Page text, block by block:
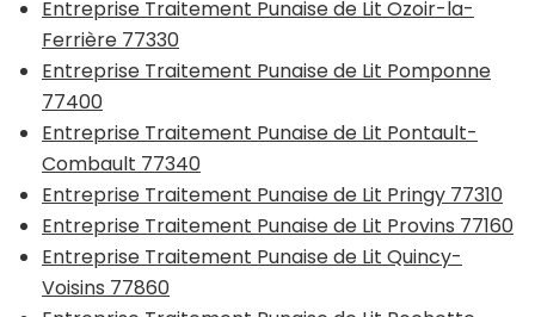
Entreprise Traitement Punaise de Lit Ozoir-la-
Ferrière 77330
Entreprise Traitement Punaise de Lit Pomponne
77400
Entreprise Traitement Punaise de Lit Pontault-
Combault 77340
Entreprise Traitement Punaise de Lit Pringy 77310
Entreprise Traitement Punaise de Lit Provins 77160
Entreprise Traitement Punaise de Lit Quincy-
Voisins 77860